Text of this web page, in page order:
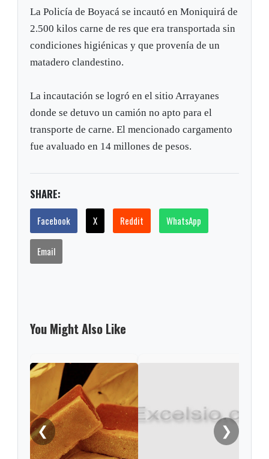
La Policía de Boyacá se incautó en Moniquirá de
2.500 kilos carne de res que era transportada sin
condiciones higiénicas y que provenía de un
matadero clandestino.
La incautación se logró en el sitio Arrayanes
donde se detuvo un camión no apto para el
transporte de carne. El mencionado cargamento
fue avaluado en 14 millones de pesos.
SHARE:
Facebook X Reddit WhatsApp
Email
You Might Also Like
❮ ❯